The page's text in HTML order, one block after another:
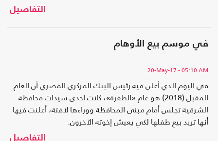
التفاصيل
في موسم بيع الأوهام
20-May-17 - 05:10 AM
في اليوم الذي أعلن فيه رئيس البنك المركزي المصري أن العام
المقبل (2018) هو عام «الطفرة»، كانت إحدى سيدات محافظة
الشرقية تجلس أمام مبنى المحافظة ووراءها لافتة، أعلنت فيها
أنها تريد بيع طفلها لكي يعيش إخوته الآخرون.
التفاصيل